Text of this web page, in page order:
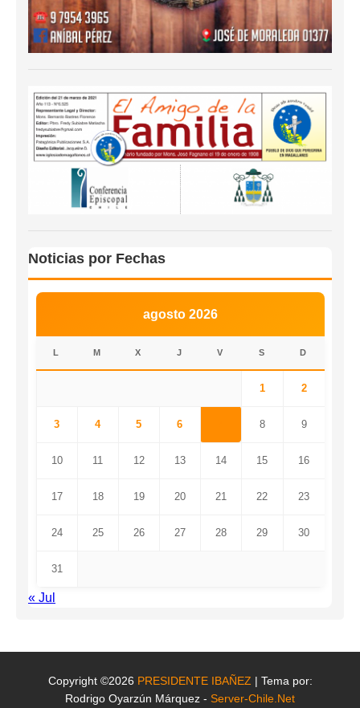
Noticias por Fechas
agosto 2026
L M X J V S D
1 2
3 4 5 6 8 9
10 11 12 13 14 15 16
17 18 19 20 21 22 23
24 25 26 27 28 29 30
31
« Jul
Copyright ©2026 PRESIDENTE IBAÑEZ | Tema por:
Rodrigo Oyarzún Márquez - Server-Chile.Net